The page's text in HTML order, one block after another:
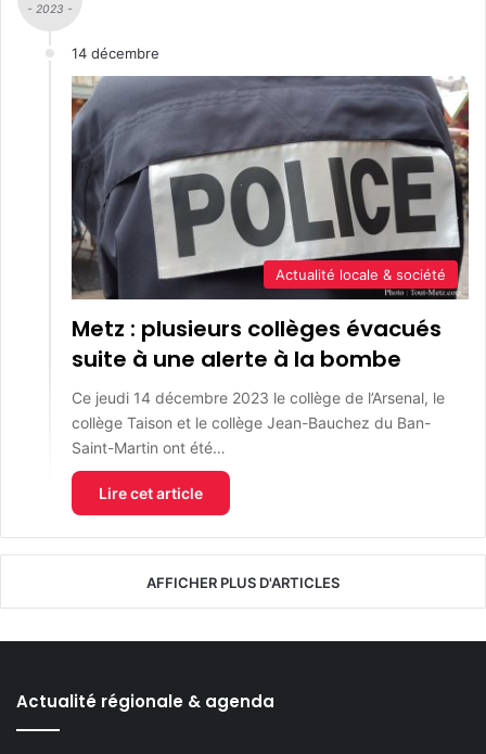
- 2023 -
14 décembre
Actualité locale & société
Metz : plusieurs collèges évacués
suite à une alerte à la bombe
Ce jeudi 14 décembre 2023 le collège de l’Arsenal, le
collège Taison et le collège Jean-Bauchez du Ban-
Saint-Martin ont été…
Lire cet article
AFFICHER PLUS D'ARTICLES
Actualité régionale & agenda